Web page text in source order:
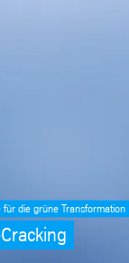
für die grüne Transformation